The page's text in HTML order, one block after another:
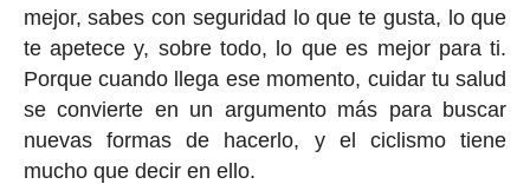
mejor, sabes con seguridad lo que te gusta, lo que
te apetece y, sobre todo, lo que es mejor para ti.
Porque cuando llega ese momento, cuidar tu salud
se convierte en un argumento más para buscar
nuevas formas de hacerlo, y el ciclismo tiene
mucho que decir en ello.